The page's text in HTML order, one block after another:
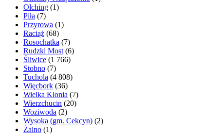
Olching (1)
Piła (7)
Przyrowa (1)
Raciąż (68)
Rosochatka (7)
Rudzki Most (6)
Śliwice (1 766)
Stobno (7)
Tuchola (4 808)
Więcbork (36)
Wielka Klonia (7)
Wierzchucin (20)
Woziwoda (2)
Wysoka (gm. Cekcyn) (2)
Żalno (1)